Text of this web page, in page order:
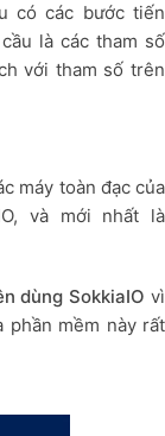
có các bước tiến
là các tham số
với tham số trên
máy toàn đạc của
và mới nhất là
dùng SokkiaIO vì
phần mềm này rất